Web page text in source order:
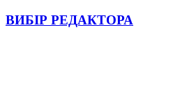
ВИБІР РЕДАКТОРА